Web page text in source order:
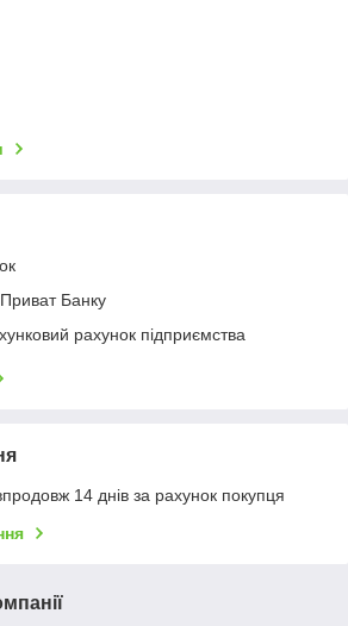
Банку
рахунок підприємства
14 днів за рахунок покупця